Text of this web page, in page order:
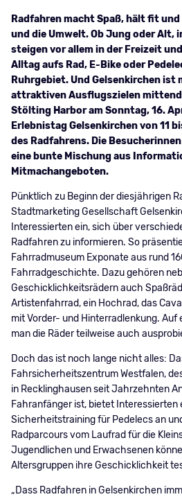
Radfahren macht Spaß, hält fit
und die Umwelt. Ob Jung oder Alt,
steigen vor allem in der Freizeit
Alltag aufs Rad, E-Bike oder
Ruhrgebiet. Und Gelsenkirchen ist
attraktiven Ausflugszielen
Stölting Harbor am Sonntag, 16.
Erlebnistag Gelsenkirchen von 11
des Radfahrens. Die
eine bunte Mischung aus
Mitmachangeboten.
Pünktlich zu Beginn der diesjährigen
Stadtmarketing Gesellschaft
Interessierten ein, sich über
Radfahren zu informieren. So
Fahrradmuseum Exponate aus rund
Fahrradgeschichte. Dazu gehören
Geschicklichkeitsrädern auch
Artistenfahrrad, ein Hochrad, das
mit Vorder- und Hinterradlenkung.
man die Räder teilweise auch
Doch das ist noch lange nicht alles:
Fahrsicherheitszentrum Westfalen,
in Recklinghausen seit Jahrzehnten
Fahranfänger ist, bietet Interessierten
Sicherheitstraining für Pedelecs an
Radparcours vom Laufrad für die
Jugendlichen und Erwachsenen
Altersgruppen ihre Geschicklichkeit
„Dass Radfahren in Gelsenkirchen